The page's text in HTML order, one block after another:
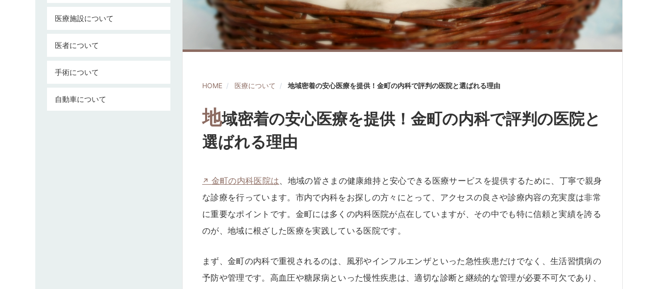
HOME 医療について 地域密着の安心医療を提供！金町の内科で評判の医院と選ばれる理由
地域密着の安心医療を提供！金町の内科で評判の医院と
選ばれる理由
金町の内科医院は、地域の皆さまの健康維持と安心できる医療サービスを提供するために、丁寧で親身
な診療を行っています。市内で内科をお探しの方々にとって、アクセスの良さや診療内容の充実度は非常
に重要なポイントです。金町には多くの内科医院が点在していますが、その中でも特に信頼と実績を誇る
のが、地域に根ざした医療を実践している医院です。
まず、金町の内科で重視されるのは、風邪やインフルエンザといった急性疾患だけでなく、生活習慣病の
予防や管理です。高血圧や糖尿病といった慢性疾患は、適切な診断と継続的な管理が必要不可欠であり、
医療施設について
医者について
手術について
自動車について